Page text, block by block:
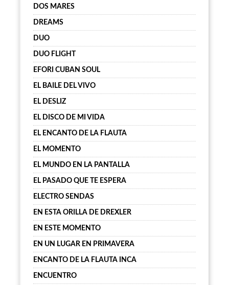
DOS MARES
DREAMS
DUO
DUO FLIGHT
EFORI CUBAN SOUL
EL BAILE DEL VIVO
EL DESLIZ
EL DISCO DE MI VIDA
EL ENCANTO DE LA FLAUTA
EL MOMENTO
EL MUNDO EN LA PANTALLA
EL PASADO QUE TE ESPERA
ELECTRO SENDAS
EN ESTA ORILLA DE DREXLER
EN ESTE MOMENTO
EN UN LUGAR EN PRIMAVERA
ENCANTO DE LA FLAUTA INCA
ENCUENTRO